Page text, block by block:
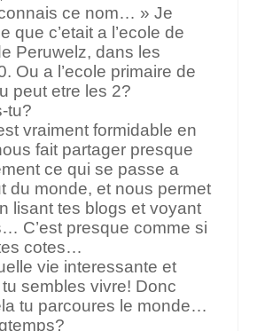
ce nom… » Je
que c’etait a l’ecole de
Peruwelz, dans les
Ou a l’ecole primaire de
peut etre les 2?
tu?
vraiment formidable en
fait partager presque
ce qui se passe a
du monde, et nous permet
lisant tes blogs et voyant
C’est presque comme si
cotes…
vie interessante et
sembles vivre! Donc
tu parcoures le monde…